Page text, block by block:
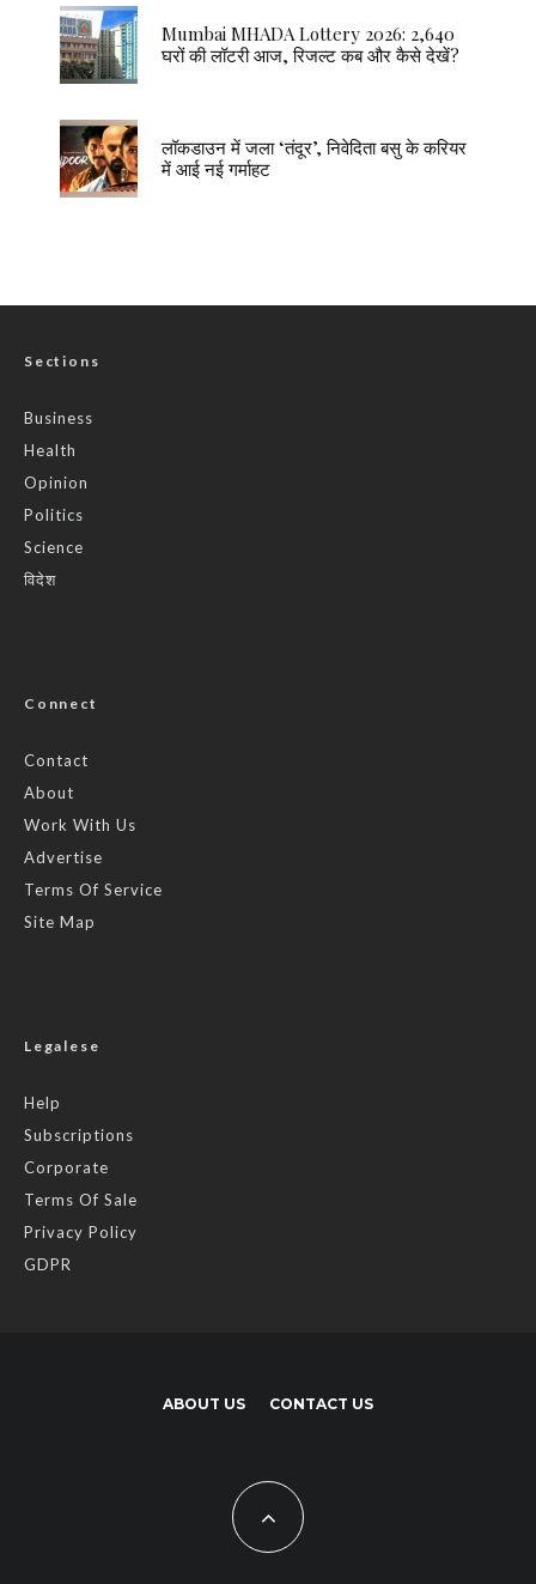
Mumbai MHADA Lottery 2026: 2,640
घरों की लॉटरी आज, रिजल्ट कब और कैसे देखें?
लॉकडाउन में जला ‘तंदूर’, निवेदिता बसु के करियर
में आई नई गर्माहट
Sections
Business
Health
Opinion
Politics
Science
विदेश
Connect
Contact
About
Work With Us
Advertise
Terms Of Service
Site Map
Legalese
Help
Subscriptions
Corporate
Terms Of Sale
Privacy Policy
GDPR
ABOUT US CONTACT US